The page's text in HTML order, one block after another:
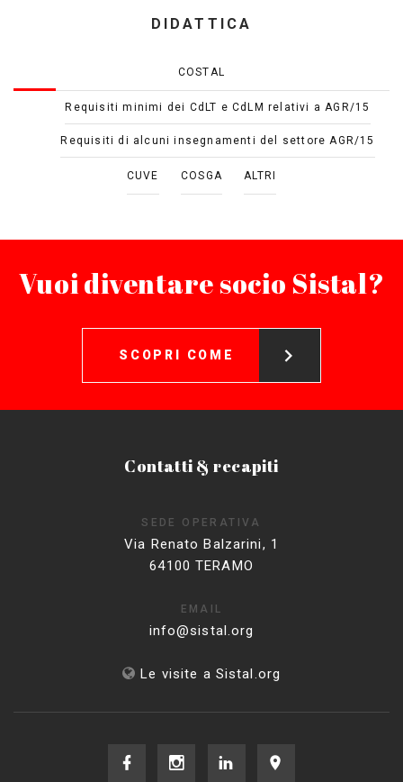
DIDATTICA
COSTAL
Requisiti minimi dei CdLT e CdLM relativi a AGR/15
Requisiti di alcuni insegnamenti del settore AGR/15
CUVE COSGA ALTRI
Vuoi diventare socio Sistal?
SCOPRI COME
Contatti & recapiti
SEDE OPERATIVA
Via Renato Balzarini, 1
64100 TERAMO
EMAIL
info@sistal.org
Le visite a Sistal.org